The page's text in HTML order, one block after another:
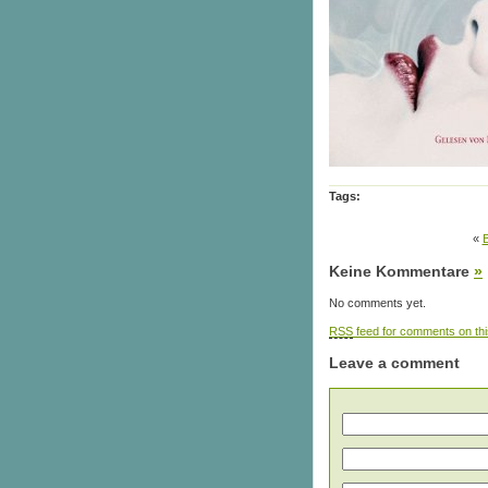
Tags:
«
Keine Kommentare »
No comments yet.
RSS feed for comments on
Leave a comment